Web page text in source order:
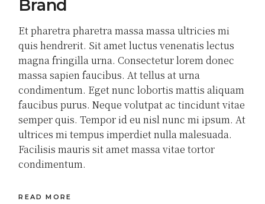
Brand
Et pharetra pharetra massa massa ultricies mi
quis hendrerit. Sit amet luctus venenatis lectus
magna fringilla urna. Consectetur lorem donec
massa sapien faucibus. At tellus at urna
condimentum. Eget nunc lobortis mattis aliquam
faucibus purus. Neque volutpat ac tincidunt vitae
semper quis. Tempor id eu nisl nunc mi ipsum. At
ultrices mi tempus imperdiet nulla malesuada.
Facilisis mauris sit amet massa vitae tortor
condimentum.
READ MORE